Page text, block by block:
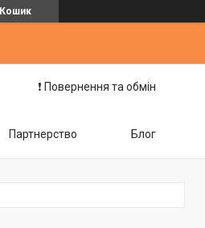
Кошик
❗️ Повернення та обмін
Партнерство Блог